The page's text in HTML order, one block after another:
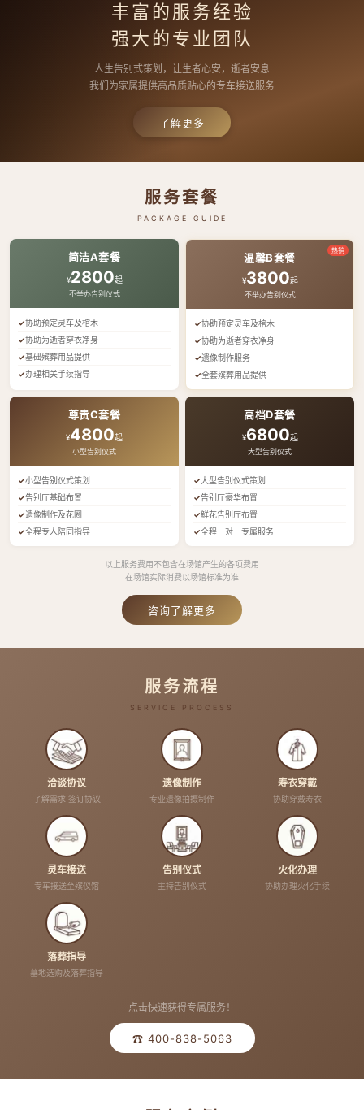
丰富的服务经验
强大的专业团队
人生告别式策划，让生者心安，逝者安息
我们为家属提供高品质贴心的专车接送服务
了解更多
服务套餐
PACKAGE GUIDE
简洁A套餐
¥2800起
不举办告别仪式
协助预定灵车及棺木
协助为逝者穿衣净身
基础殡葬用品提供
办理相关手续指导
热销
温馨B套餐
¥3800起
不举办告别仪式
协助预定灵车及棺木
协助为逝者穿衣净身
遗像制作服务
全套殡葬用品提供
尊贵C套餐
¥4800起
小型告别仪式
小型告别仪式策划
告别厅基础布置
遗像制作及花圈
全程专人陪同指导
高档D套餐
¥6800起
大型告别仪式
大型告别仪式策划
告别厅豪华布置
鲜花告别厅布置
全程一对一专属服务
以上服务费用不包含在场馆产生的各项费用
在场馆实际消费以场馆标准为准
咨询了解更多
服务流程
SERVICE PROCESS
洽谈协议
了解需求 签订协议
遗像制作
专业遗像拍摄制作
寿衣穿戴
协助穿戴寿衣
灵车接送
专车接送至殡仪馆
告别仪式
主持告别仪式
火化办理
协助办理火化手续
落葬指导
墓地选购及落葬指导
点击快速获得专属服务！
☎ 400-838-5063